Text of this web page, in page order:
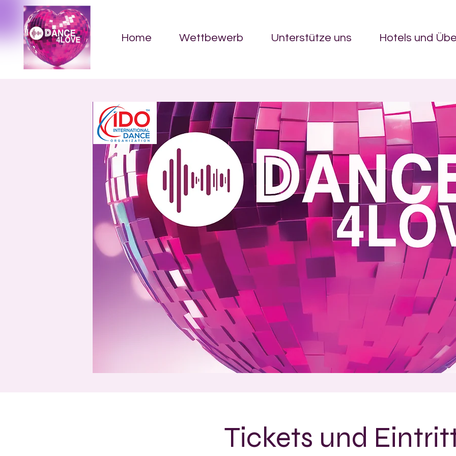
Home Wettbewerb Unterstütze uns Hotels und
Grow Your Vision
Welcome visitors to your site with a short, engaging
Double click to edit and add your own text.
Start Now
Tickets und